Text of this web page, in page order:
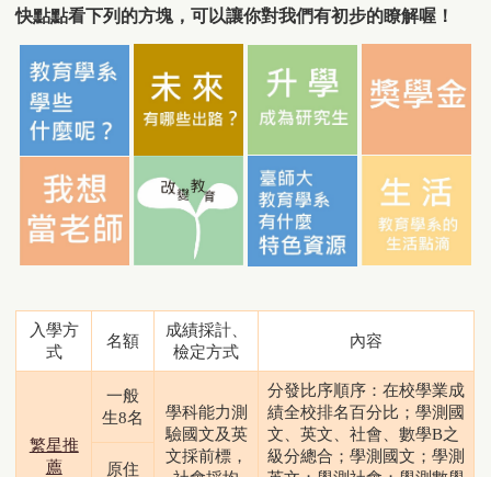
快點點看下列的方塊，可以讓你對我們有初步的瞭解喔！
入學方
式
名額
成績採計、
檢定方式
內容
繁星推
薦
一般
生8名
學科能力測
驗國文及英
文採前標，
分發比序順序：在校學業成
績全校排名百分比；學測國
文、英文、社會、數學B之
級分總合；學測國文；學測
原住